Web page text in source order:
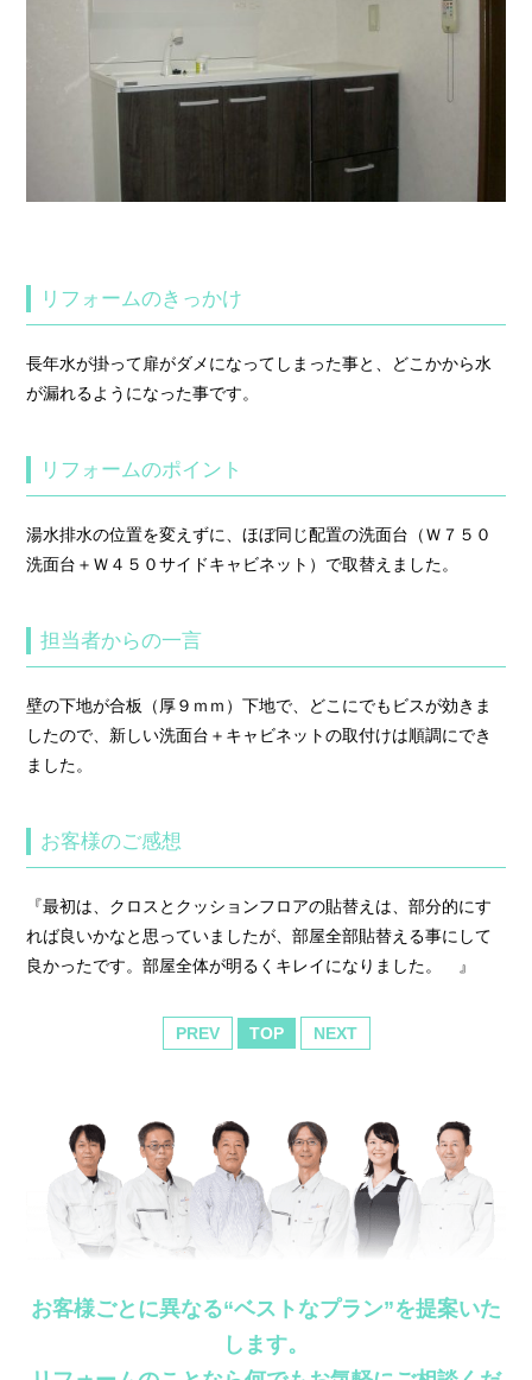
リフォームのきっかけ
長年水が掛って扉がダメになってしまった事と、どこかから水
が漏れるようになった事です。
リフォームのポイント
湯水排水の位置を変えずに、ほぼ同じ配置の洗面台（Ｗ７５０
洗面台＋Ｗ４５０サイドキャビネット）で取替えました。
担当者からの一言
壁の下地が合板（厚９ｍｍ）下地で、どこにでもビスが効きま
したので、新しい洗面台＋キャビネットの取付けは順調にでき
ました。
お客様のご感想
『最初は、クロスとクッションフロアの貼替えは、部分的にす
れば良いかなと思っていましたが、部屋全部貼替える事にして
良かったです。部屋全体が明るくキレイになりました。 』
PREV TOP NEXT
お客様ごとに異なる“ベストなプラン”を提案いた
します。